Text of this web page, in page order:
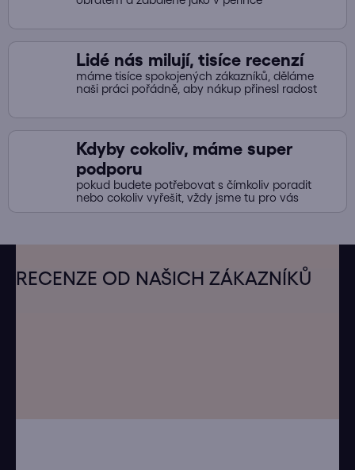
Lidé nás milují, tisíce recenzí
máme tisíce spokojených zákazníků, děláme
naši práci pořádně, aby nákup přinesl radost
Kdyby cokoliv, máme super
podporu
pokud budete potřebovat s čímkoliv poradit
nebo cokoliv vyřešit, vždy jsme tu pro vás
RECENZE OD NAŠICH ZÁKAZNÍKŮ